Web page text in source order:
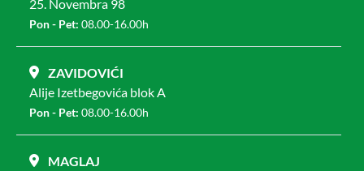
25. Novembra 98
Pon - Pet: 08.00-16.00h
ZAVIDOVIĆI
Alije Izetbegovića blok A
Pon - Pet: 08.00-16.00h
MAGLAJ